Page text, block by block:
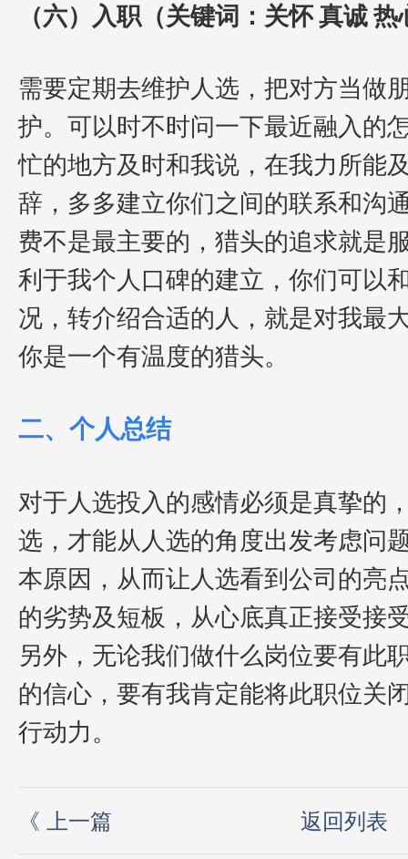
（六）入职（关键词：关怀 真诚 热
需要定期去维护人选，把对方当做
护。可以时不时问一下最近融入的
忙的地方及时和我说，在我力所能
辞，多多建立你们之间的联系和沟
费不是最主要的，猎头的追求就是
利于我个人口碑的建立，你们可以
况，转介绍合适的人，就是对我最
你是一个有温度的猎头。
二、个人总结
对于人选投入的感情必须是真挚的
选，才能从人选的角度出发考虑问
本原因，从而让人选看到公司的亮
的劣势及短板，从心底真正接受接
另外，无论我们做什么岗位要有此
的信心，要有我肯定能将此职位关
行动力。
《 上一篇 返回列表